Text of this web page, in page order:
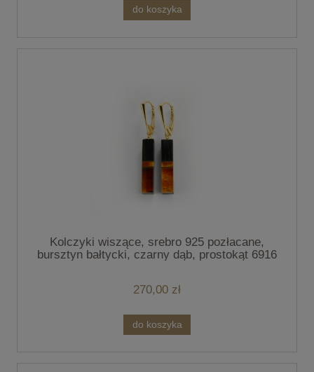
do koszyka
Kolczyki wiszące, srebro 925 pozłacane,
bursztyn bałtycki, czarny dąb, prostokąt 6916
270,00 zł
do koszyka